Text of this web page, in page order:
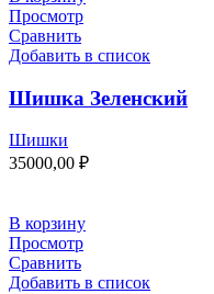
Просмотр
Сравнить
Добавить в список
Шишка Зеленский
Шишки
35000,00 ₽
В корзину
Просмотр
Сравнить
Добавить в список